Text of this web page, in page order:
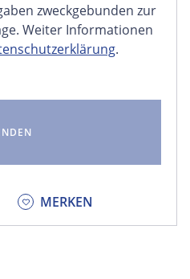
zweckgebunden zur
Weiter Informationen
.
MERKEN